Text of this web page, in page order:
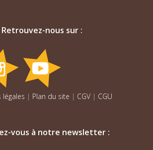
Retrouvez-nous sur :
légales | Plan du site | CGV | CGU
vous à notre newsletter :